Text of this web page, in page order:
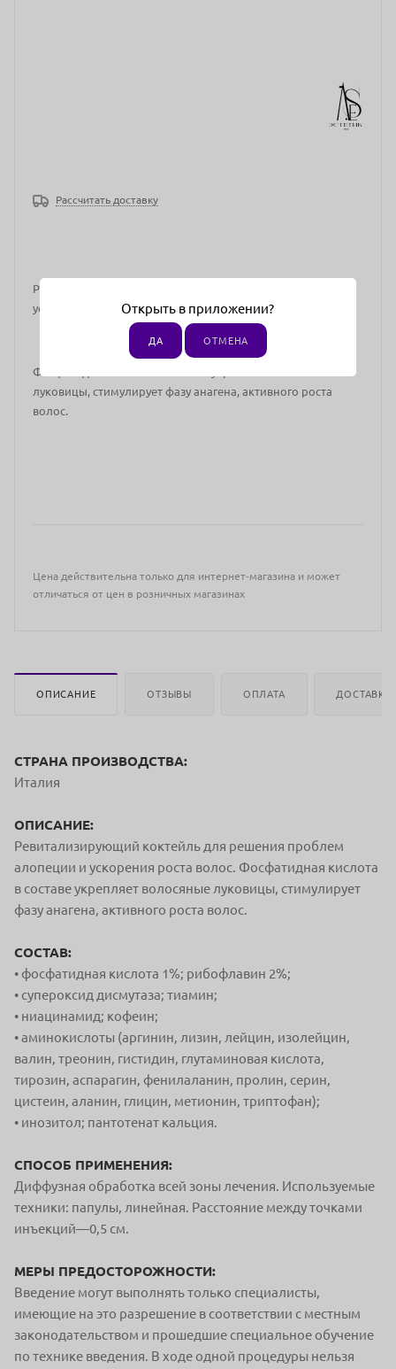
Рассчитать доставку
Ревитализирующий коктейль для лечения алопеции и
ускорения роста волос.
Фосфатидная кислота в составе укрепляет волосяные
луковицы, стимулирует фазу анагена, активного роста
волос.
Цена действительна только для интернет-магазина и может
отличаться от цен в розничных магазинах
ОПИСАНИЕ ОТЗЫВЫ ОПЛАТА ДОСТАВКА
СТРАНА ПРОИЗВОДСТВА:
Италия
ОПИСАНИЕ:
Ревитализирующий коктейль для решения проблем
алопеции и ускорения роста волос. Фосфатидная кислота
в составе укрепляет волосяные луковицы, стимулирует
фазу анагена, активного роста волос.
СОСТАВ:
• фосфатидная кислота 1%; рибофлавин 2%;
• супероксид дисмутаза; тиамин;
• ниацинамид; кофеин;
• аминокислоты (аргинин, лизин, лейцин, изолейцин,
валин, треонин, гистидин, глутаминовая кислота,
тирозин, аспарагин, фенилаланин, пролин, серин,
цистеин, аланин, глицин, метионин, триптофан);
• инозитол; пантотенат кальция.
СПОСОБ ПРИМЕНЕНИЯ:
Диффузная обработка всей зоны лечения. Используемые
техники: папулы, линейная. Расстояние между точками
инъекций—0,5 см.
МЕРЫ ПРЕДОСТОРОЖНОСТИ:
Введение могут выполнять только специалисты,
имеющие на это разрешение в соответствии с местным
законодательством и прошедшие специальное обучение
по технике введения. В ходе одной процедуры нельзя
Открыть в приложении?
ДА ОТМЕНА